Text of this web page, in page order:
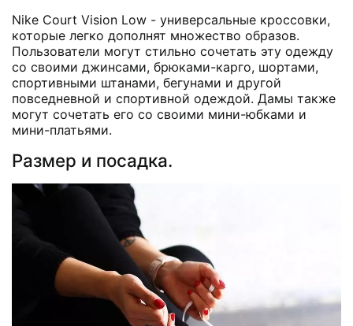
Nike Court Vision Low - универсальные кроссовки,
которые легко дополнят множество образов.
Пользователи могут стильно сочетать эту одежду
со своими джинсами, брюками-карго, шортами,
спортивными штанами, бегунами и другой
повседневной и спортивной одеждой. Дамы также
могут сочетать его со своими мини-юбками и
мини-платьями.
Размер и посадка.